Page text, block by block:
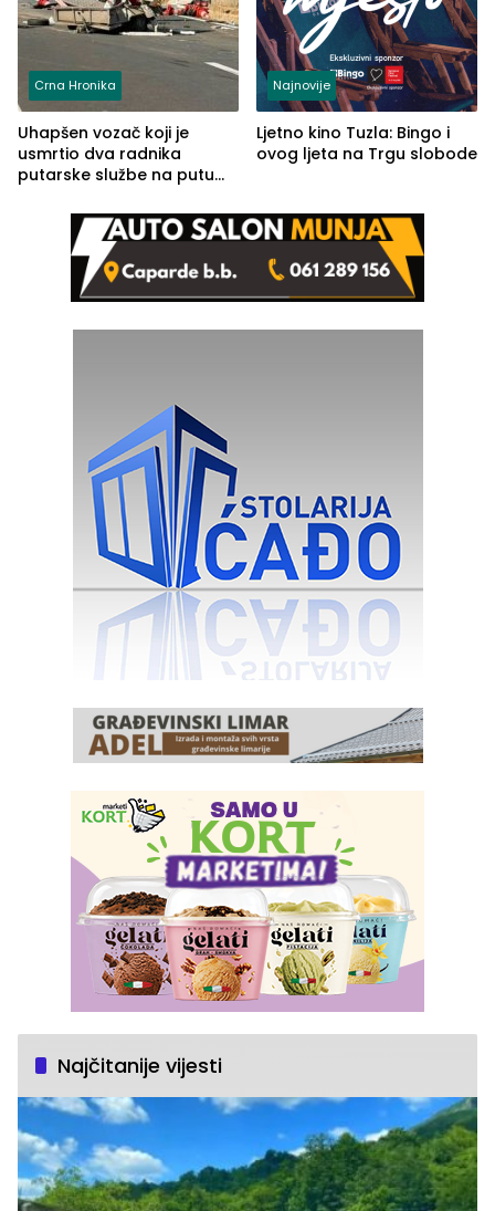
Crna Hronika
Uhapšen vozač koji je
usmrtio dva radnika
putarske službe na putu
(FOTO)
Najnovije
Ljetno kino Tuzla: Bingo i
ovog ljeta na Trgu slobode
Najčitanije vijesti